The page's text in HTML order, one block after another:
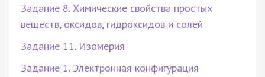
Задание 8. Химические свойства простых
веществ, оксидов, гидроксидов и солей
Задание 11. Изомерия
Задание 1. Электронная конфигурация